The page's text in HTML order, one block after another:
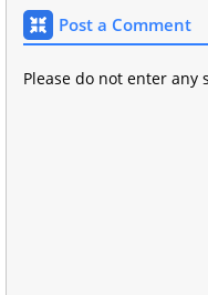
Post a Comment
Please do not enter